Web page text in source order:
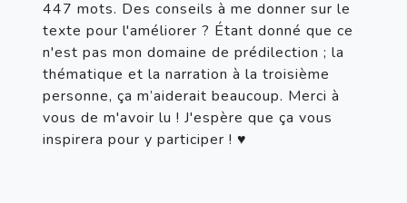
447 mots. Des conseils à me donner sur le
texte pour l'améliorer ? Étant donné que ce
n'est pas mon domaine de prédilection ; la
thématique et la narration à la troisième
personne, ça m’aiderait beaucoup. Merci à
vous de m'avoir lu ! J'espère que ça vous
inspirera pour y participer ! ♥